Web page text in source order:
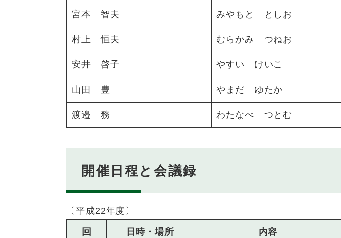
宮本 智夫 みやもと としお
村上 恒夫 むらかみ つねお
安井 啓子 やすい けいこ
山田 豊 やまだ ゆたか
渡邉 務 わたなべ つとむ
開催日程と会議録
〔平成22年度〕
回 日時・場所 内容